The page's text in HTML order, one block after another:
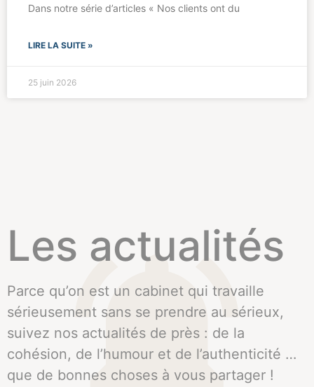
Dans notre série d’articles « Nos clients ont du
LIRE LA SUITE »
25 juin 2026
Les actualités
Parce qu’on est un cabinet qui travaille
sérieusement sans se prendre au sérieux,
suivez nos actualités de près : de la
cohésion, de l’humour et de l’authenticité …
que de bonnes choses à vous partager !